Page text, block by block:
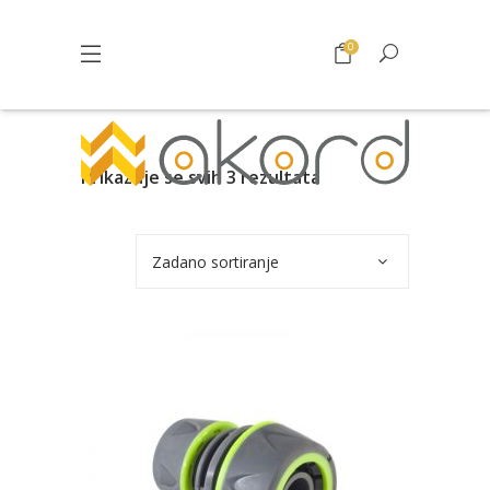
0
Prikazuje se svih 3 rezultata
Zadano sortiranje